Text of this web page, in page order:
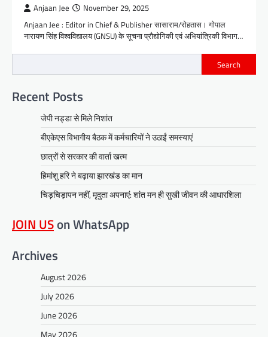
Anjaan Jee November 29, 2025
Anjaan Jee : Editor in Chief & Publisher सासाराम/रोहतास। गोपाल
नारायण सिंह विश्वविद्यालय (GNSU) के सूचना प्रौद्योगिकी एवं अभियांत्रिकी विभाग…
Search
Recent Posts
जेपी नड्डा से मिले निशांत
बीएकेएस विभागीय बैठक में कर्मचारियों ने उठाईं समस्याएं
छात्रों से सरकार की वार्ता खत्म
हिमांशु हरि ने बढ़ाया झारखंड का मान
चिड़चिड़ापन नहीं, मृदुता अपनाएं: शांत मन ही सुखी जीवन की आधारशिला
JOIN USon WhatsApp
Archives
August 2026
July 2026
June 2026
May 2026